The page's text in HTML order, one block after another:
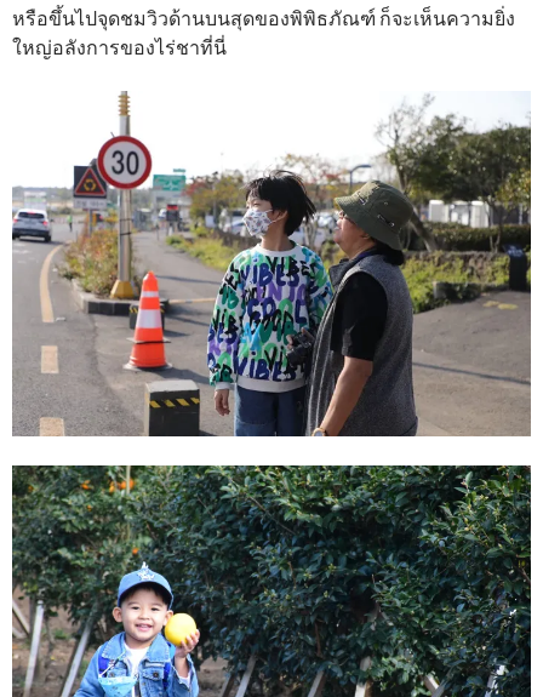
หรือขึ้นไปจุดชมวิวด้านบนสุดของพิพิธภัณฑ์ ก็จะเห็นความยิ่ง
ใหญ่อลังการของไร่ชาที่นี่